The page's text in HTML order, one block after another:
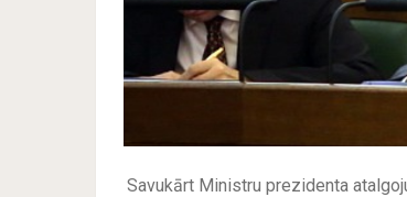
Savukārt Ministru prezidenta